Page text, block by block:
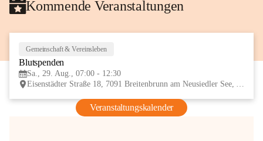
Kommende Veranstaltungen
Gemeinschaft & Vereinsleben
Blutspenden
Sa., 29. Aug., 07:00 - 12:30
Eisenstädter Straße 18, 7091 Breitenbrunn am Neusiedler See, AUT
Veranstaltungskalender